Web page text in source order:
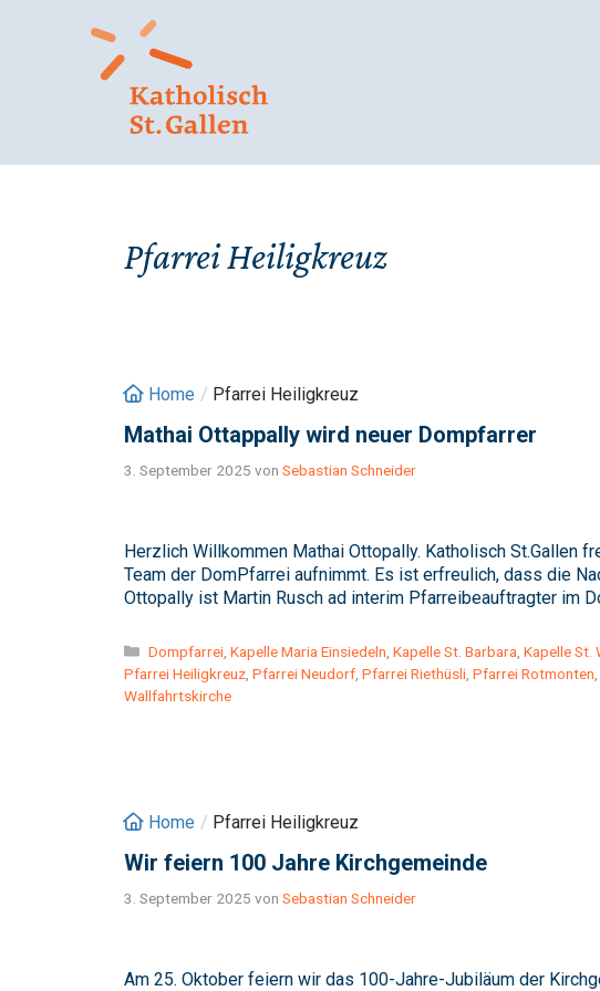
Pfarrei Heiligkreuz
Home / Pfarrei Heiligkreuz
Mathai Ottappally wird neuer Dompfarrer
3. September 2025 von Sebastian Schneider
Herzlich Willkommen Mathai Ottopally. Katholisch St.Gallen
Team der DomPfarrei aufnimmt. Es ist erfreulich, dass die
Ottopally ist Martin Rusch ad interim Pfarreibeauftragter im
Kategorien
Dompfarrei, Kapelle Maria Einsiedeln Kapelle St. Barbara Kapelle St.
Pfarrei Heiligkreuz Pfarrei Neudorf Pfarrei Riethüsli Pfarrei Rotmonten
Wallfahrtskirche
Home / Pfarrei Heiligkreuz
Wir feiern 100 Jahre Kirchgemeinde
3. September 2025 von Sebastian Schneider
Am 25. Oktober feiern wir das 100-Jahre-Jubiläum der